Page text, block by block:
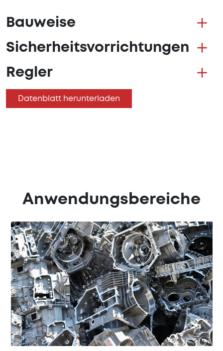
Bauweise
Sicherheitsvorrichtungen
Regler
Datenblatt herunterladen
Anwendungsbereiche